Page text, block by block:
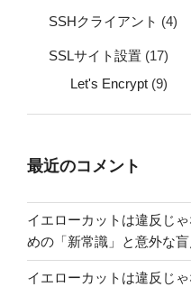
SSHクライアント (4)
SSLサイト設置 (17)
Let's Encrypt (9)
最近のコメント
イエローカットは違反じ
めの「新常識」と意外な盲
イエローカットは違反じ